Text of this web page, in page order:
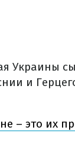
Украины
и
– это их